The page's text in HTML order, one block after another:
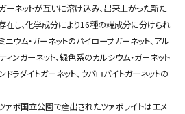
ーネットが互いに溶け込み、出来上がった新た
在し、化学成分により16種の端成分に分けられ
ウム・ガーネットのパイロープガーネット、アル
ィンガーネット、緑色系のカルシウム・ガーネット
ドラダイトガーネット、ウバロバイトガーネットの
ァボ国立公園で産出されたツァボライトはエメ